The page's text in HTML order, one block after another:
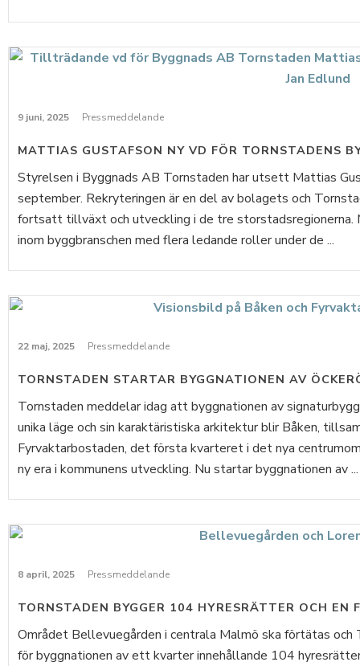
9 juni, 2025 Pressmeddelande
MATTIAS GUSTAFSON NY VD FÖR TORNSTADENS
Styrelsen i Byggnads AB Tornstaden har utsett Mattias
september. Rekryteringen är en del av bolagets och
fortsatt tillväxt och utveckling i de tre storstadsregionerna.
inom byggbranschen med flera ledande roller under de ...
22 maj, 2025 Pressmeddelande
TORNSTADEN STARTAR BYGGNATIONEN AV
Tornstaden meddelar idag att byggnationen av
unika läge och sin karaktäristiska arkitektur blir Båken,
Fyrvaktarbostaden, det första kvarteret i det nya
ny era i kommunens utveckling. Nu startar byggnationen av ...
8 april, 2025 Pressmeddelande
TORNSTADEN BYGGER 104 HYRESRÄTTER OCH EN
Området Bellevuegården i centrala Malmö ska förtätas
för byggnationen av ett kvarter innehållande 104